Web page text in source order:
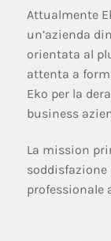
Attualmente
un’azienda
orientata al
attenta a
Eko per la
business
La mission
professionale